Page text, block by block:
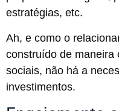
estratégias, etc.
Ah, e como o
construído de maneira
sociais, não há a
investimentos.